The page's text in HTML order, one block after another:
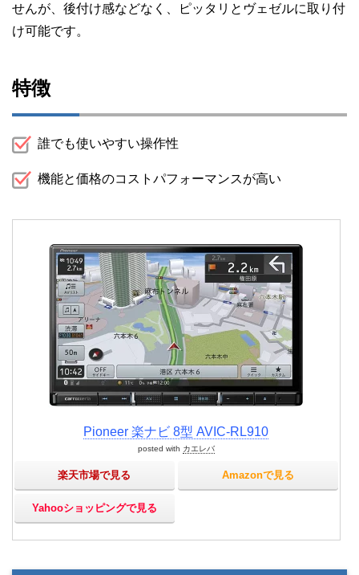
せんが、後付け感などなく、ピッタリとヴェゼルに取り付
け可能です。
特徴
誰でも使いやすい操作性
機能と価格のコストパフォーマンスが高い
Pioneer 楽ナビ 8型 AVIC-RL910
posted with カエレバ
楽天市場で見る Amazonで見る
Yahooショッピングで見る